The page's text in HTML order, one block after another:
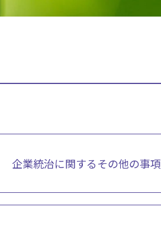
企業統治に関するその他の事項